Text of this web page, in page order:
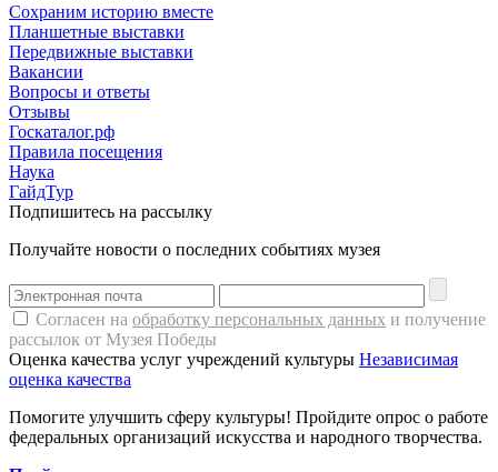
Сохраним историю вместе
Планшетные выставки
Передвижные выставки
Вакансии
Вопросы и ответы
Отзывы
Госкаталог.рф
Правила посещения
Наука
ГайдТур
Подпишитесь на рассылку
Получайте новости о последних событиях музея
Согласен на обработку персональных данных и получение
рассылок от Музея Победы
Оценка качества услуг учреждений культуры Независимая
оценка качества
Помогите улучшить сферу культуры! Пройдите опрос о работе
федеральных организаций искусства и народного творчества.